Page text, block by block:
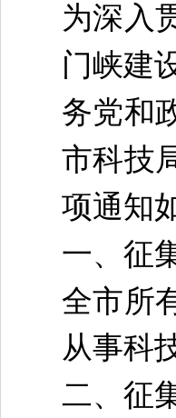
为深入
门峡建
务党和
市科技
项通知
一、征
全市所
从事科
二、征